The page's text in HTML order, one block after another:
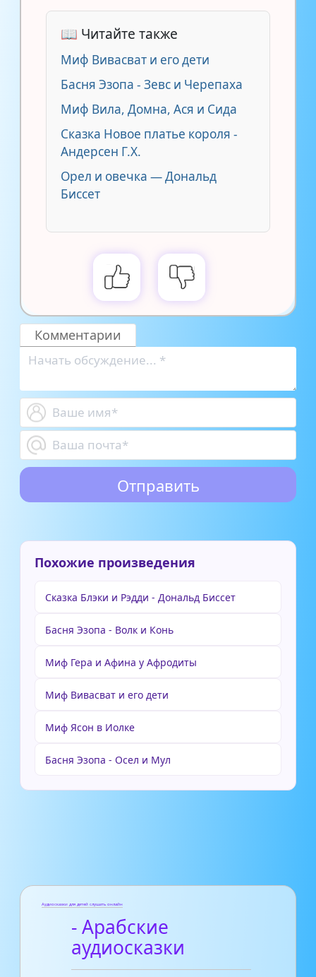
📖 Читайте также
Миф Вивасват и его дети
Басня Эзопа - Зевс и Черепаха
Миф Вила, Домна, Ася и Сида
Сказка Новое платье короля -
Андерсен Г.Х.
Орел и овечка — Дональд
Биссет
Комментарии
Похожие произведения
Сказка Блэки и Рэдди - Дональд Биссет
Басня Эзопа - Волк и Конь
Миф Гера и Афина у Афродиты
Миф Вивасват и его дети
Миф Ясон в Иолке
Басня Эзопа - Осел и Мул
Аудиосказки для детей слушать онлайн
- Арабские
аудиосказки